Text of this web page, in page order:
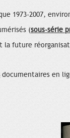
1973-2007,
(sous-série
la future
documentaires en